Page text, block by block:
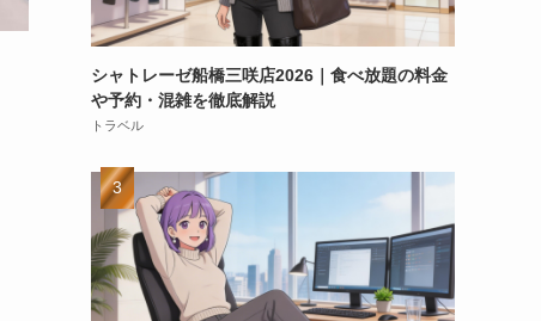
シャトレーゼ船橋三咲店2026｜食べ放題の料金
や予約・混雑を徹底解説
トラベル